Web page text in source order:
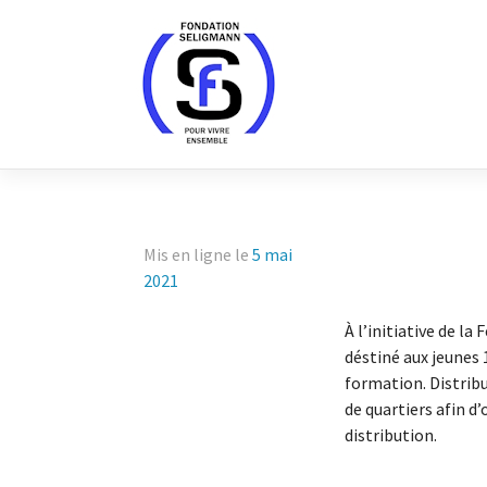
Mis en ligne le 5 mai
2021
À l’initiative de la
déstiné aux
formation.
de quartiers afin
distribution.